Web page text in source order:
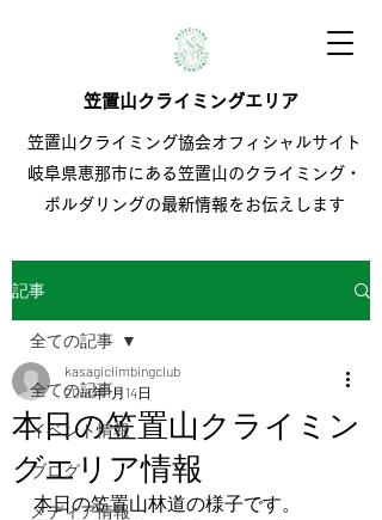
笠置山クライミング協会オフィシャルサイト
岐阜県恵那市にある笠置山のクライミング・
ボルダリングの最新情報をお伝えします
笠置山クライミングエリア
記事
全ての記事
イベント情報
ブログ
メディア情報
全ての記事
本日の笠置山クライミン
グエリア情報
kasagiclimbingclub
2018年1月14日
本日の笠置山林道の様子です。